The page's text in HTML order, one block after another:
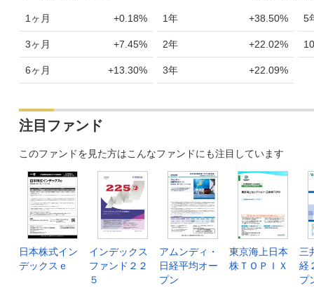
1ヶ月 +0.18%
3ヶ月 +7.45%
6ヶ月 +13.30%
1年 +38.50%
2年 +22.02%
3年 +22.09%
5
注目ファンド
このファンドを見た方はこんなファンドにも注目しています
日本株式イン
デックスｅ
インデックス
ファンド２２
５
アムンディ・
日経平均オー
プン
東京海上日本
株ＴＯＰＩＸ
三
経
プ